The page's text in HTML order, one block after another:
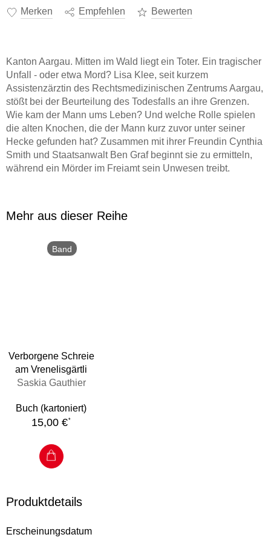
Merken Empfehlen Bewerten
Kanton Aargau. Mitten im Wald liegt ein Toter. Ein tragischer
Unfall - oder etwa Mord? Lisa Klee, seit kurzem
Assistenzärztin des Rechtsmedizinischen Zentrums Aargau,
stößt bei der Beurteilung des Todesfalls an ihre Grenzen.
Wie kam der Mann ums Leben? Und welche Rolle spielen
die alten Knochen, die der Mann kurz zuvor unter seiner
Hecke gefunden hat? Zusammen mit ihrer Freundin Cynthia
Smith und Staatsanwalt Ben Graf beginnt sie zu ermitteln,
während ein Mörder im Freiamt sein Unwesen treibt.
Mehr aus dieser Reihe
Band
Verborgene Schreie
am Vrenelisgärtli
Saskia Gauthier
Buch (kartoniert)
15,00 €*
Produktdetails
Erscheinungsdatum